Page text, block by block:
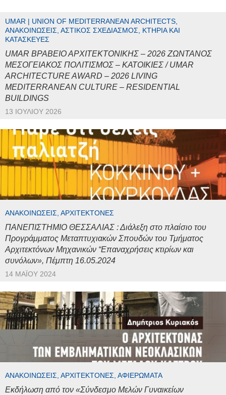
UMAR | UNION OF MEDITERRANEAN ARCHITECTS,
ΑΝΑΚΟΙΝΏΣΕΙΣ, ΑΣΤΙΚΌΣ ΣΧΕΔΙΑΣΜΌΣ, ΚΤΉΡΙΑ ΚΑΙ
ΚΑΤΑΣΚΕΥΈΣ
UMAR ΒΡΑΒΕΙΟ ΑΡΧΙΤΕΚΤΟΝΙΚΗΣ – 2026 ΖΩΝΤΑΝΟΣ
ΜΕΣΟΓΕΙΑΚΟΣ ΠΟΛΙΤΙΣΜΟΣ – ΚΑΤΟΙΚΙΕΣ / UMAR
ARCHITECTURE AWARD – 2026 LIVING
MEDITERRANEAN CULTURE – RESIDENTIAL
BUILDINGS
13 ΙΟΥΛΊΟΥ 2026
ΑΝΑΚΟΙΝΏΣΕΙΣ, ΑΡΧΙΤΈΚΤΟΝΕΣ
ΠΑΝΕΠΙΣΤΗΜΙΟ ΘΕΣΣΑΛΙΑΣ : Διάλεξη στο πλαίσιο του
Προγράμματος Μεταπτυχιακών Σπουδών του Τμήματος
Αρχιτεκτόνων Μηχανικών “Επαναχρήσεις κτιρίων και
συνόλων», Πέμπτη 16.05.2024
14 ΜΑΪ́ΟΥ 2024
ΑΝΑΚΟΙΝΏΣΕΙΣ, ΑΡΧΙΤΈΚΤΟΝΕΣ, ΑΦΙΕΡΏΜΑΤΑ
Εκδήλωση από τον «Σύνδεσμο Μελών Γυναικείων